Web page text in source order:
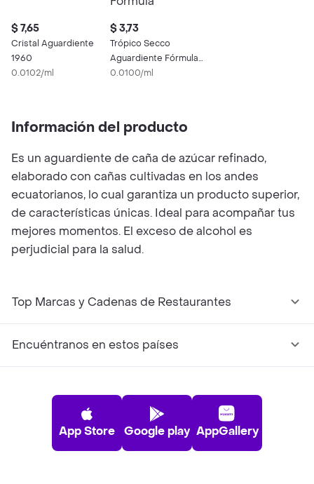
$ 7,65
Cristal Aguardiente
1960
0.0102/ml
$ 3,73
Trópico Secco
Aguardiente Fórmula
Original
0.0100/ml
Información del producto
Es un aguardiente de caña de azúcar refinado,
elaborado con cañas cultivadas en los andes
ecuatorianos, lo cual garantiza un producto superior,
de características únicas. Ideal para acompañar tus
mejores momentos. El exceso de alcohol es
perjudicial para la salud.
Top Marcas y Cadenas de Restaurantes
Encuéntranos en estos países
App Store Google play AppGallery